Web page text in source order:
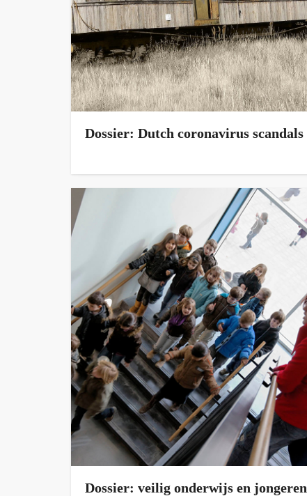
Dossier: Dutch coronavirus scandals
Dossier: veilig onderwijs en jongeren